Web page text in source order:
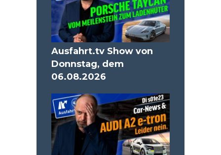
Ausfahrt.tv Show von
Donnstag, dem
06.08.2026